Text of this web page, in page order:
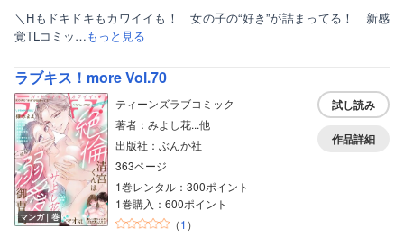
＼Hもドキドキもカワイイも！ 女の子の“好き”が詰まってる！ 新感
覚TLコミッ…もっと見る
ラブキス！more Vol.70
マンガ｜巻
ティーンズラブコミック
著者：みよし花...他
出版社：ぶんか社
363ページ
1巻レンタル：300ポイント
1巻購入：600ポイント
（1 ）
試し読み
作品詳細